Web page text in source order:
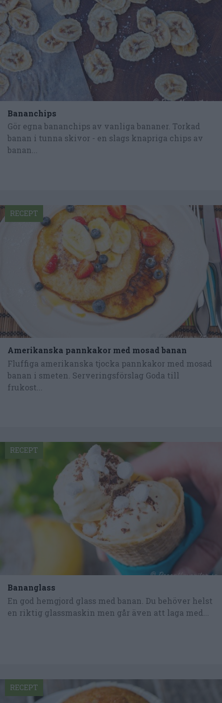
Bananchips
Gör egna bananchips av vanliga bananer. Torkad
banan i tunna skivor - en slags knapriga chips av
banan...
Amerikanska pannkakor med mosad banan
Fluffiga amerikanska tjocka pannkakor med mosad
banan i smeten. Serveringsförslag Goda till
frukost...
RECEPT
Bananglass
En god hemgjord glass med banan. Du behöver helst
en riktig glassmaskin men går även att laga med...
RECEPT
RECEPT